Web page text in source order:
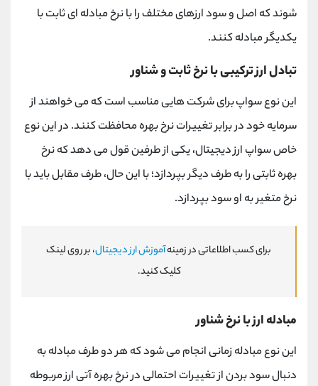
شوند که اصل و سود ارزهای مختلف را با نرخ مبادله ای ثابت با
یکدیگر مبادله کنند.
تبادل ارز ترکیبی با نرخ ثابت و شناور
این نوع سواپ برای شرکت هایی مناسب است که می خواهند از
سرمایه خود در برابر تغییرات نرخ بهره محافظت کنند. در این نوع
خاص سواپ ارز دیجیتال، یکی از طرفین قول می دهد که نرخ
بهره ثابتی را به طرف دیگر بپردازد؛ با این حال، طرف مقابل باید با
نرخ متغیر به او سود بپردازد.
برای کسب اطلاعاتی در زمینهآموزش ارز دیجیتال، بر روی لینک
کلیک کنید.
مبادله ارز با نرخ شناور
این نوع مبادله زمانی انجام می شود که هر دو طرف مبادله به
دنبال سود بردن از تغییرات احتمالی در نرخ بهره آتی ارز مربوطه